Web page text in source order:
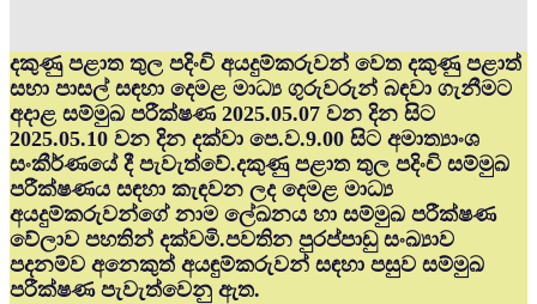
දකුණු පළාත තුල පදිංචි අයදුම්කරුවන් වෙත දකුණු පළාත්
සභා පාසල් සඳහා දෙමළ මාධ්‍ය ගුරුවරුන් බඳවා ගැනීමට
අදාළ සම්මුඛ පරීක්ෂණ 2025.05.07 වන දින සිට
2025.05.10 වන දින දක්වා පෙ.ව.9.00 සිට අමාත්‍යාංශ
සංකීර්ණයේ දී පැවැත්වේ.දකුණු පළාත තුල පදිංචි සම්මුඛ
පරීක්ෂණය සඳහා කැඳවන ලද දෙමළ මාධ්‍ය
අයදුම්කරුවන්ගේ නාම ලේඛනය හා සම්මුඛ පරීක්ෂණ
වේලාව පහතින් දක්වමි.පවතින පුරප්පාඩු සංඛ්‍යාව
පදනම්ව අනෙකුත් අයඳුම්කරුවන් සඳහා පසුව සම්මුඛ
පරීක්ෂණ පැවැත්වෙනු ඇත.